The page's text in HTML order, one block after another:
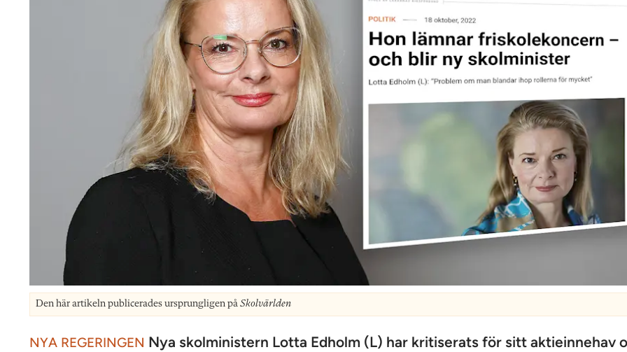
Den här artikeln publicerades ursprungligen på Skolvärlden
NYA REGERINGEN Nya skolministern Lotta Edholm (L) har kritiserats för sitt aktieinnehav